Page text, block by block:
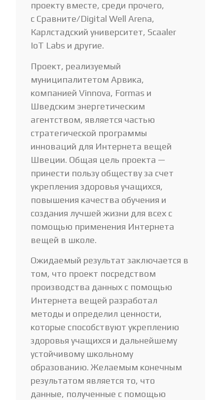
проекту вместе, среди прочего,
с Сравните/Digital Well Arena,
Карлстадский университет, Scaaler
IoT Labs и другие.
Проект, реализуемый
муниципалитетом Арвика,
компанией Vinnova, Formas и
Шведским энергетическим
агентством, является частью
стратегической программы
инноваций для Интернета вещей
Швеции. Общая цель проекта —
принести пользу обществу за счет
укрепления здоровья учащихся,
повышения качества обучения и
создания лучшей жизни для всех с
помощью применения Интернета
вещей в школе.
Ожидаемый результат заключается в
том, что проект посредством
производства данных с помощью
Интернета вещей разработал
методы и определил ценности,
которые способствуют укреплению
здоровья учащихся и дальнейшему
устойчивому школьному
образованию. Желаемым конечным
результатом является то, что
данные, полученные с помощью